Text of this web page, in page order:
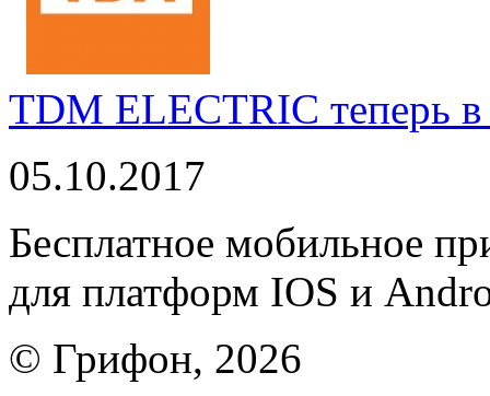
TDM ELECTRIC теперь
05.10.2017
Бесплатное мобильное
для платформ IOS и
© Грифон, 2026